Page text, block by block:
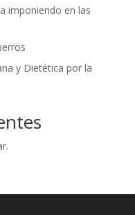
imponiendo en las
y Dietética por la